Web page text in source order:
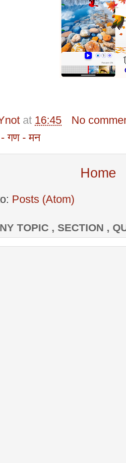
at 16:45
No
गण - मन
Home
Posts (Atom)
TOPIC , SECTION ,